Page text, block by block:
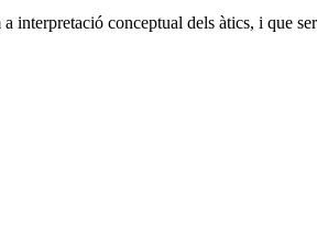
conceptual dels àtics, i que